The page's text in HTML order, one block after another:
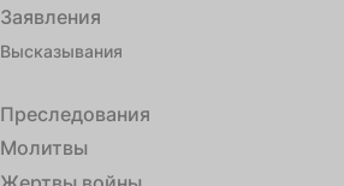
Заявления
Высказывания
Преследования
Молитвы